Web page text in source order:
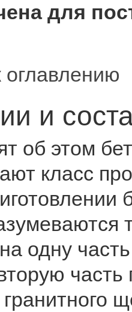
для
оглавлению
и
об этом
класс
одну
часть